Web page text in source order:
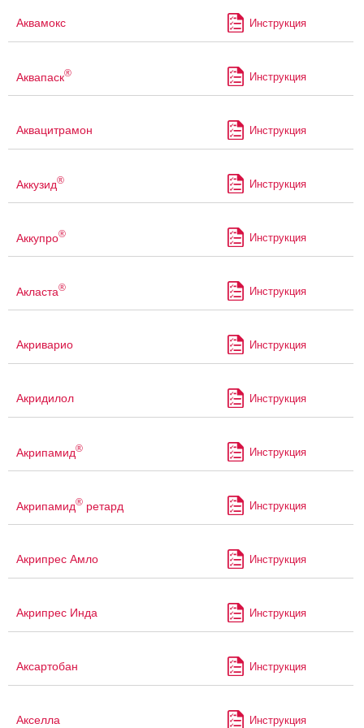
Аквамокс Инструкция
Аквапаск® Инструкция
Аквацитрамон Инструкция
Аккузид® Инструкция
Аккупро® Инструкция
Акласта® Инструкция
Акриварио Инструкция
Акридилол Инструкция
Акрипамид® Инструкция
Акрипамид® ретард Инструкция
Акрипрес Амло Инструкция
Акрипрес Инда Инструкция
Аксартобан Инструкция
Акселла Инструкция